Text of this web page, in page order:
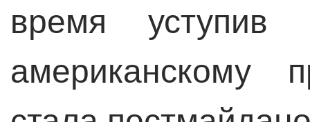
время уступив
американскому